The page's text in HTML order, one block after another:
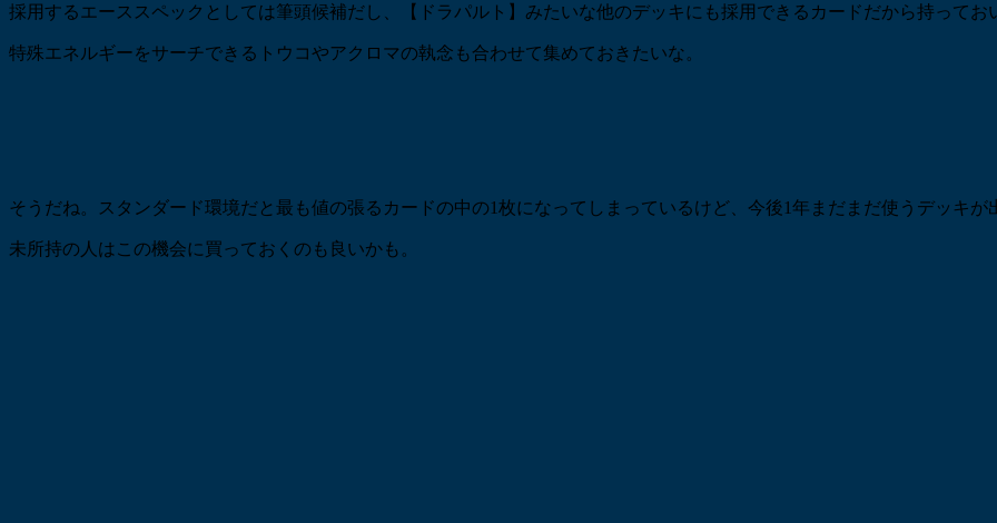
採用するエーススペックとしては筆頭候補だし、【ドラパルト】みたいな他のデッキにも採用できるカードだから持ってお
特殊エネルギーをサーチできるトウコやアクロマの執念も合わせて集めておきたいな。
そうだね。スタンダード環境だと最も値の張るカードの中の1枚になってしまっているけど、今後1年まだまだ使うデッキが
未所持の人はこの機会に買っておくのも良いかも。